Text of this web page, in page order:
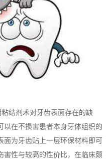
结剂术对牙齿表面存在的缺
以在不损害患者本身牙体组织的
面为牙齿贴上一层环保材料即可
害性与较高的性价比，在临床颇